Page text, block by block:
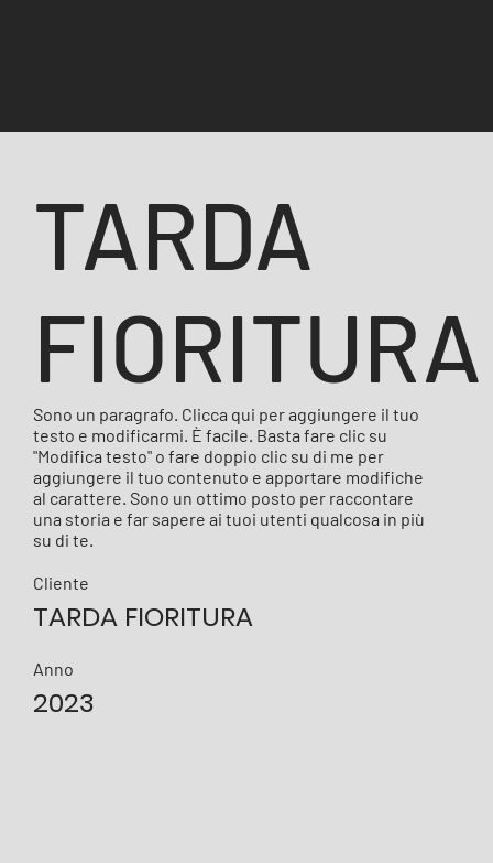
TARDA
FIORITURA
Sono un paragrafo. Clicca qui per aggiungere il tuo
testo e modificarmi. È facile. Basta fare clic su
"Modifica testo" o fare doppio clic su di me per
aggiungere il tuo contenuto e apportare modifiche
al carattere. Sono un ottimo posto per raccontare
una storia e far sapere ai tuoi utenti qualcosa in più
su di te.
Cliente
TARDA FIORITURA
Anno
2023